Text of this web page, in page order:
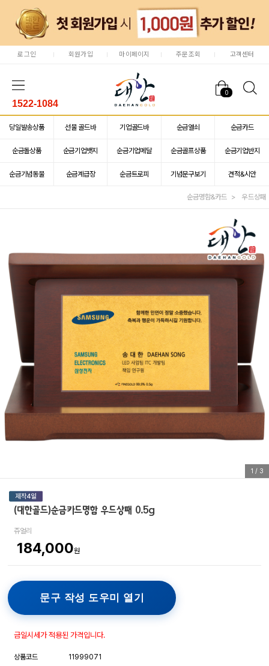
로그인 회원가입 마이페이지 주문조회 고객센터
0
1522-1084
당일발송상품 선물 골드바 기업골드바 순금열쇠 순금카드
순금돌상품 순금기업뱃지 순금기업메달 순금골프상품 순금기업반지
순금기념동물 순금계급장 순금트로피 기념문구보기 견적&시안
순금명함&카드 우드상패
1 / 3
(대한골드)순금카드명함 우드상패 0.5g
쥬얼리
184,000원
문구 작성 도우미 열기
금일시세가 적용된 가격입니다.
상품코드
11999071